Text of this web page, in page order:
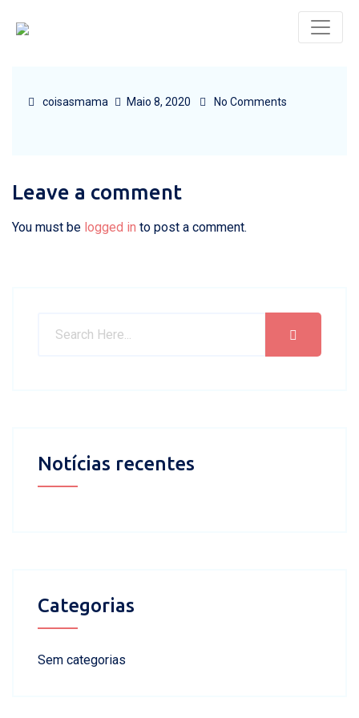
coisasmama Maio 8, 2020 No Comments
Leave a comment
You must be logged in to post a comment.
Notícias recentes
Categorias
Sem categorias